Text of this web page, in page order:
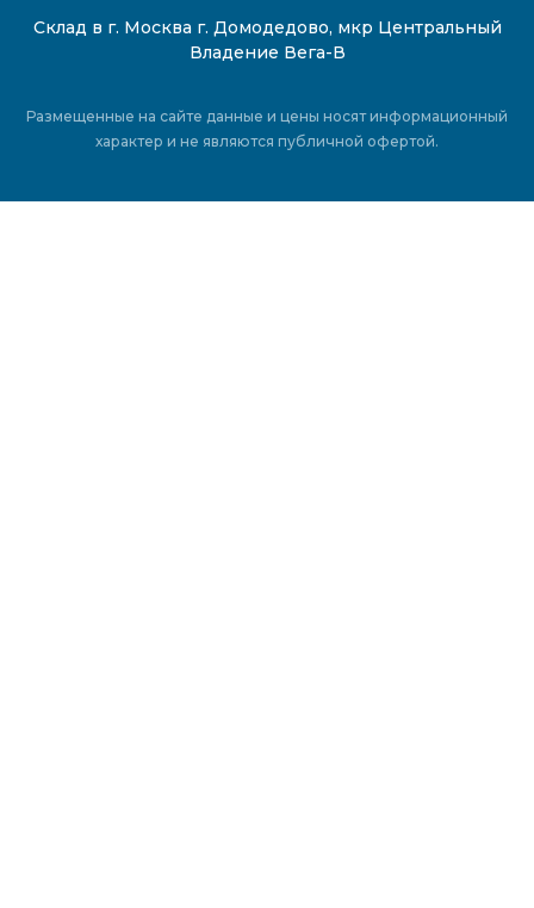
Склад в г. Москва г. Домодедово, мкр Центральный
Владение Вега-В
Размещенные на сайте данные и цены носят информационный
характер и не являются публичной офертой.